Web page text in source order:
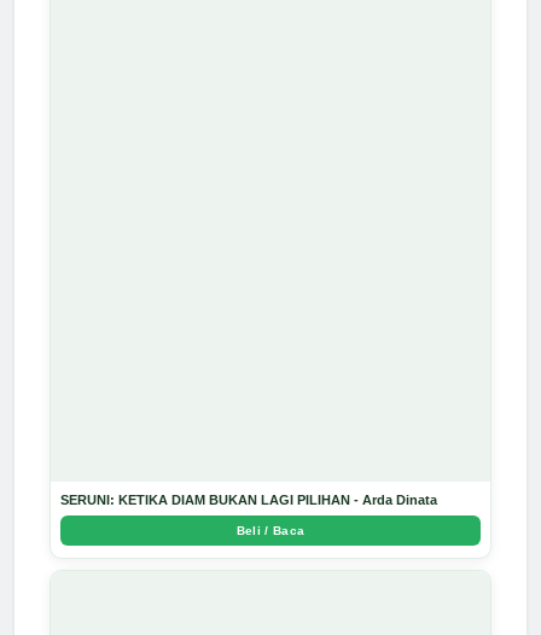
SERUNI: KETIKA DIAM BUKAN LAGI PILIHAN - Arda Dinata
Beli / Baca